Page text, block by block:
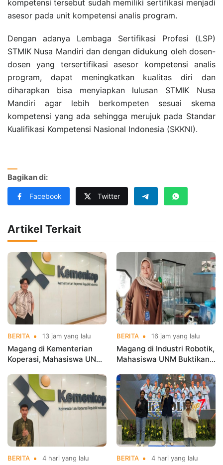
kompetensi tersebut sudah memiliki sertifikasi menjadi
asesor pada unit kompetensi analis program.
Dengan adanya Lembaga Sertifikasi Profesi (LSP)
STMIK Nusa Mandiri dan dengan didukung oleh dosen-
dosen yang tersertifikasi asesor kompetensi analis
program, dapat meningkatkan kualitas diri dan
diharapkan bisa menyiapkan lulusan STMIK Nusa
Mandiri agar lebih berkompeten sesuai skema
kompetensi yang ada sehingga merujuk pada Standar
Kualifikasi Kompetensi Nasional Indonesia (SKKNI).
Bagikan di:
Facebook Twitter
Artikel Terkait
BERITA 13 jam yang lalu
Magang di Kementerian
Koperasi, Mahasiswa UNM
Siap Hadapi Dunia Kerja
BERITA 16 jam yang lalu
Magang di Industri Robotik,
Mahasiswa UNM Buktikan
dengan Dunia Kerja
BERITA 4 hari yang lalu BERITA 4 hari yang lalu